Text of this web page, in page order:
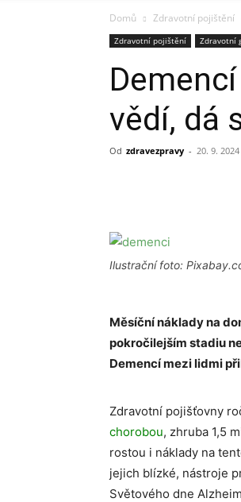
Domů Zdravotní pojištění
Zdravotní pojištění Zdravotní
vědí, dá
Od zdravezpravy - 20. 9. 2024
Ilustrační foto:
Měsíční náklady na
pokročilejším stadiu
Demencí mezi lidmi
Zdravotní pojišťovny
chorobou, zhruba 1,5
rostou i náklady na
jejich blízké, nástroje
Světového dne